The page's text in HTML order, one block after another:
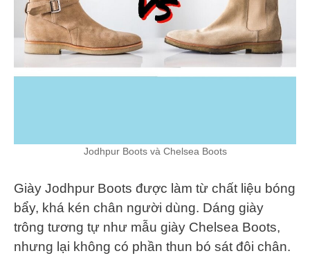
Jodhpur Boots và Chelsea Boots
Giày Jodhpur Boots được làm từ chất liệu bóng
bẩy, khá kén chân người dùng. Dáng giày
trông tương tự như mẫu giày Chelsea Boots,
nhưng lại không có phần thun bó sát đôi chân.